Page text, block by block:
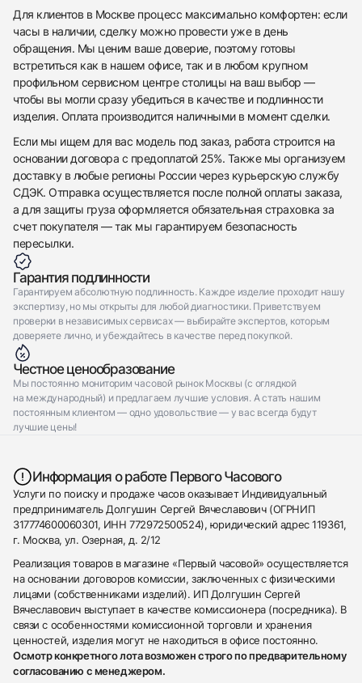
Для клиентов в Москве процесс максимально комфортен: если
часы в наличии, сделку можно провести уже в день
обращения. Мы ценим ваше доверие, поэтому готовы
встретиться как в нашем офисе, так и в любом крупном
профильном сервисном центре столицы на ваш выбор —
чтобы вы могли сразу убедиться в качестве и подлинности
изделия. Оплата производится наличными в момент сделки.
Если мы ищем для вас модель под заказ, работа строится на
основании договора с предоплатой 25%. Также мы организуем
доставку в любые регионы России через курьерскую службу
СДЭК. Отправка осуществляется после полной оплаты заказа,
а для защиты груза оформляется обязательная страховка за
счет покупателя — так мы гарантируем безопасность
пересылки.
Гарантия подлинности
Гарантируем абсолютную подлинность. Каждое изделие проходит нашу
экспертизу, но мы открыты для любой диагностики. Приветствуем
проверки в независимых сервисах — выбирайте экспертов, которым
доверяете лично, и убеждайтесь в качестве перед покупкой.
Честное ценообразование
Мы постоянно мониторим часовой рынок Москвы (с оглядкой
на международный) и предлагаем лучшие условия. А стать нашим
постоянным клиентом — одно удовольствие — у вас всегда будут
лучшие цены!
Информация о работе Первого Часового
Услуги по поиску и продаже часов оказывает Индивидуальный
предприниматель Долгушин Сергей Вячеславович (ОГРНИП
317774600060301, ИНН 772972500524), юридический адрес 119361,
г. Москва, ул. Озерная, д. 2/12
Реализация товаров в магазине «Первый часовой» осуществляется
на основании договоров комиссии, заключенных с физическими
лицами (собственниками изделий). ИП Долгушин Сергей
Вячеславович выступает в качестве комиссионера (посредника). В
связи с особенностями комиссионной торговли и хранения
ценностей, изделия могут не находиться в офисе постоянно.
Осмотр конкретного лота возможен строго по предварительному
согласованию с менеджером.